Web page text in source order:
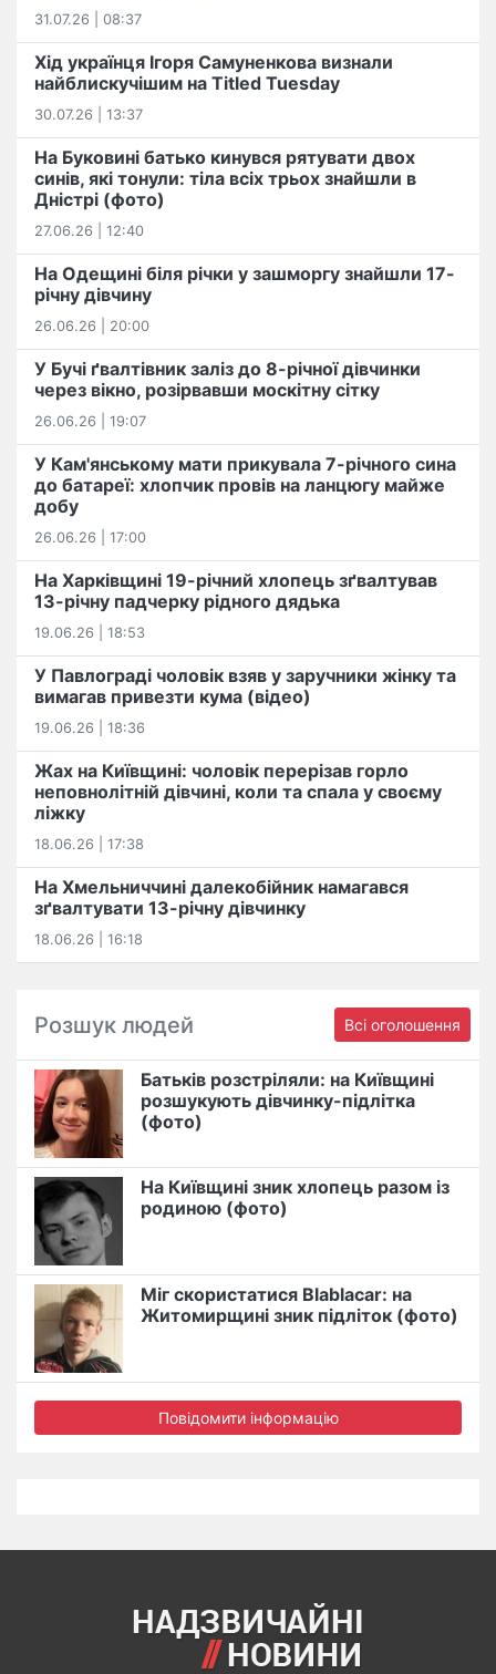
31.07.26 | 08:37
Хід українця Ігоря Самуненкова визнали
найблискучішим на Titled Tuesday
30.07.26 | 13:37
На Буковині батько кинувся рятувати двох
синів, які тонули: тіла всіх трьох знайшли в
Дністрі (фото)
27.06.26 | 12:40
На Одещині біля річки у зашморгу знайшли 17-
річну дівчину
26.06.26 | 20:00
У Бучі ґвалтівник заліз до 8-річної дівчинки
через вікно, розірвавши москітну сітку
26.06.26 | 19:07
У Кам'янському мати прикувала 7-річного сина
до батареї: хлопчик провів на ланцюгу майже
добу
26.06.26 | 17:00
На Харківщині 19-річний хлопець​ ️зґвалтував
13-річну падчерку рідного дядька
19.06.26 | 18:53
У Павлограді чоловік взяв у заручники жінку та
вимагав привезти кума (відео)
19.06.26 | 18:36
Жах на Київщині: чоловік перерізав горло
неповнолітній дівчині, коли та спала у своєму
ліжку
18.06.26 | 17:38
На Хмельниччині далекобійник намагався
зґвалтувати 13-річну дівчинку
18.06.26 | 16:18
Розшук людей Всі оголошення
Батьків розстріляли: на Київщині
розшукують дівчинку-підлітка
(фото)
На Київщині зник хлопець разом із
родиною (фото)
Міг скористатися Blablacar: на
Житомирщині зник підліток (фото)
Повідомити інформацію